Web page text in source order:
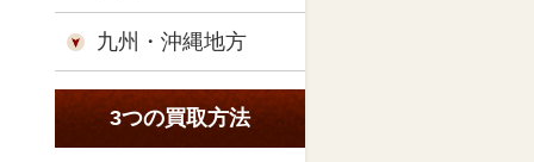
九州・沖縄地方
3つの買取方法